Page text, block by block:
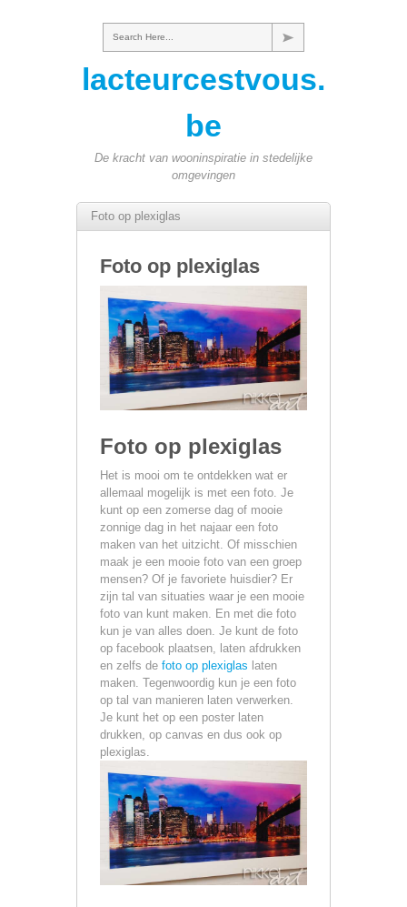
Search Here...
lacteurcestvous.
be
De kracht van wooninspiratie in stedelijke
omgevingen
Foto op plexiglas
Foto op plexiglas
Foto op plexiglas
Het is mooi om te ontdekken wat er
allemaal mogelijk is met een foto. Je
kunt op een zomerse dag of mooie
zonnige dag in het najaar een foto
maken van het uitzicht. Of misschien
maak je een mooie foto van een groep
mensen? Of je favoriete huisdier? Er
zijn tal van situaties waar je een mooie
foto van kunt maken. En met die foto
kun je van alles doen. Je kunt de foto
op facebook plaatsen, laten afdrukken
en zelfs de foto op plexiglas laten
maken. Tegenwoordig kun je een foto
op tal van manieren laten verwerken.
Je kunt het op een poster laten
drukken, op canvas en dus ook op
plexiglas.